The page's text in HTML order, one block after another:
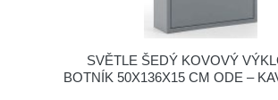
SVĚTLE ŠEDÝ KOVOVÝ
BOTNÍK 50X136X15 CM ODE –